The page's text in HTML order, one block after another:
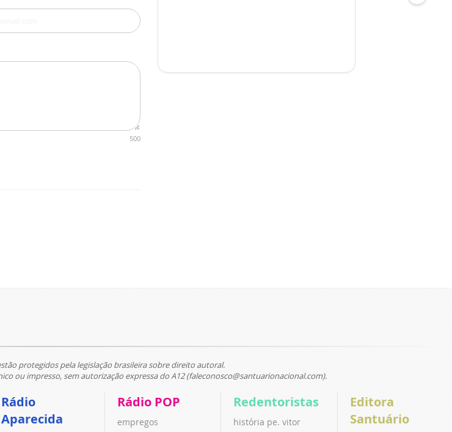
500
protegidos pela legislação brasileira sobre direito autoral.
ou impresso, sem autorização expressa do A12 (faleconosco@santuarionacional.com).
Rádio
Aparecida
Rádio POP
empregos
Redentoristas
história pe. vitor
Editora
Santuário